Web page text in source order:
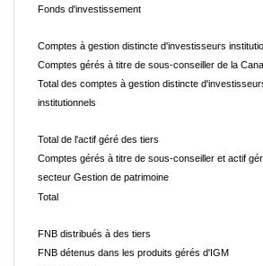
Fonds d'investissement
Comptes à gestion distincte d'investisseurs
Comptes gérés à titre de sous-conseiller de la
Total des comptes à gestion distincte
institutionnels
Total de l'actif géré des tiers
Comptes gérés à titre de sous-conseiller et actif
secteur Gestion de patrimoine
Total
FNB distribués à des tiers
FNB détenus dans les produits gérés d'IGM